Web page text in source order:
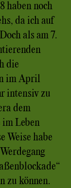
haben noch
da ich auf
als am 7.
die
im April
intensiv zu
dem
im Leben
Weise habe
zu können.